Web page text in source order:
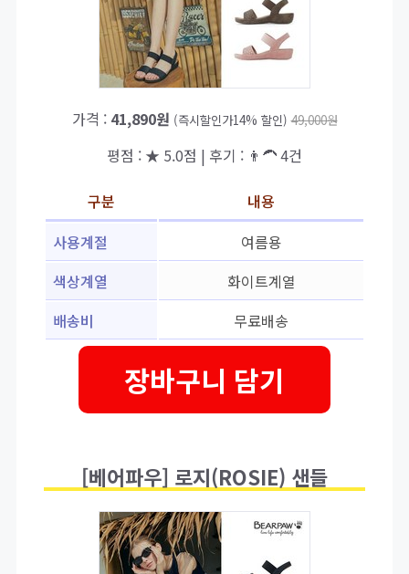
가격 : 41,890원 (즉시할인가14% 할인) 49,000원
평점 : ★ 5.0점 | 후기 : 👨‍🦱 4건
구분
내용
사용계절
여름용
색상계열
화이트계열
배송비
무료배송
장바구니 담기
[베어파우] 로지(ROSIE) 샌들